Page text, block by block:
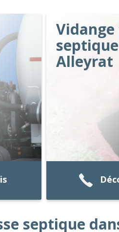
Vidange
Alleyrat
septique